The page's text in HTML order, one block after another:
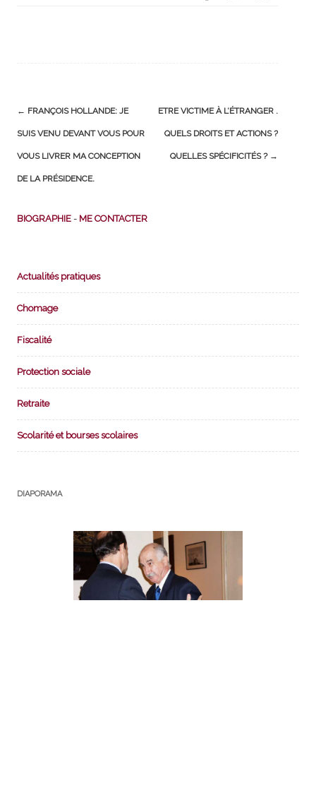
Post
navigation
← FRANÇOIS HOLLANDE: JE
SUIS VENU DEVANT VOUS POUR
VOUS LIVRER MA CONCEPTION
DE LA PRÉSIDENCE.
ETRE VICTIME À L’ÉTRANGER .
QUELS DROITS ET ACTIONS ?
QUELLES SPÉCIFICITÉS ? →
BIOGRAPHIE - ME CONTACTER
Actualités pratiques
Chomage
Fiscalité
Protection sociale
Retraite
Scolarité et bourses scolaires
DIAPORAMA